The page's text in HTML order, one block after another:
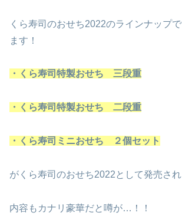
くら寿司のおせち2022のラインナップ
ます！
・くら寿司特製おせち 三段重
・くら寿司特製おせち 二段重
・くら寿司ミニおせち ２個セット
がくら寿司のおせち2022として発売され
内容もカナリ豪華だと噂が…！！